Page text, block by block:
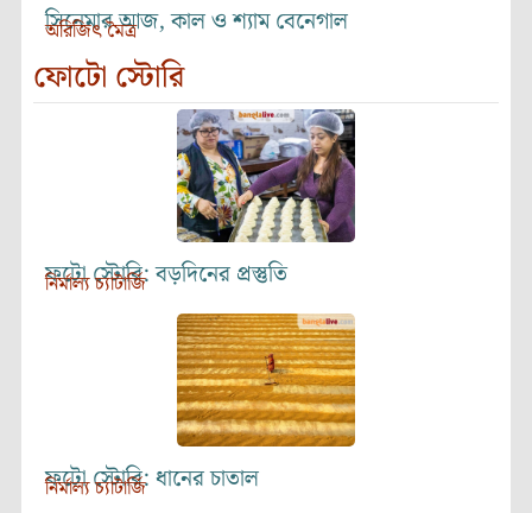
সিনেমার আজ, কাল ও শ্যাম বেনেগাল
অরিজিৎ মৈত্র
ফোটো স্টোরি
ফটো স্টোরি: বড়দিনের প্রস্তুতি
নির্মাল্য চ্যাটার্জি
ফটো স্টোরি: ধানের চাতাল
নির্মাল্য চ্যাটার্জি